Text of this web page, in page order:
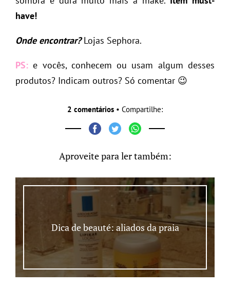
have!
Onde encontrar? Lojas Sephora.
PS: e vocês, conhecem ou usam algum desses
produtos? Indicam outros? Só comentar 😉
2 comentários • Compartilhe:
Aproveite para ler também:
Dica de beauté: aliados da praia